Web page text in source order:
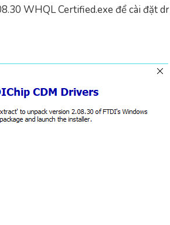
WHQL Certified.exe để cài đặt